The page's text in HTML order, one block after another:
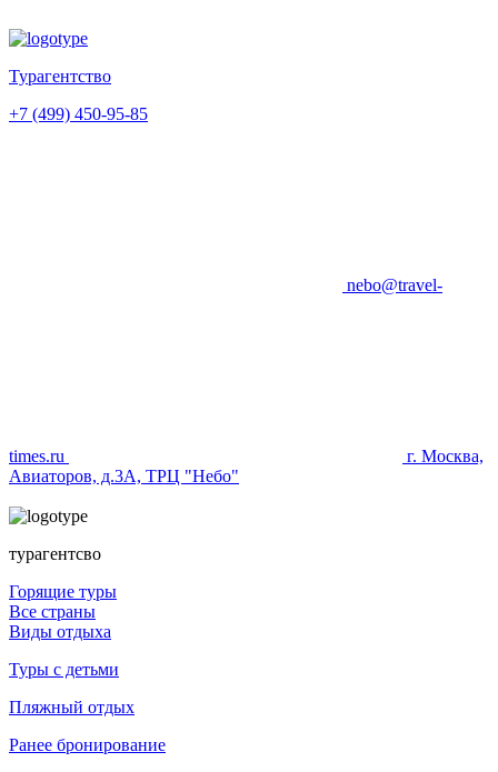
Турагентство
+7 (499) 450-95-85
nebo@travel-
times.ru
г. Москва,
Авиаторов, д.3А, ТРЦ "Небо"
турагентсво
Горящие туры
Все страны
Виды отдыха
Туры с детьми
Пляжный отдых
Ранее бронирование